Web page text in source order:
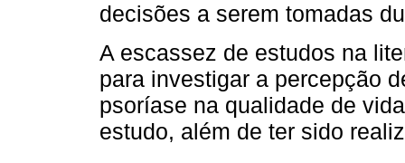
decisões a serem tomadas
A escassez de estudos na
para investigar a percepção
psoríase na qualidade de
estudo, além de ter sido